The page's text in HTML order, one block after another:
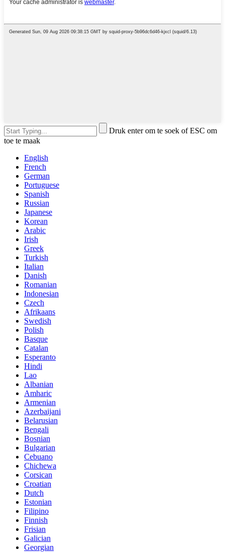
Druk enter om te soek of ESC om
toe te maak
English
French
German
Portuguese
Spanish
Russian
Japanese
Korean
Arabic
Irish
Greek
Turkish
Italian
Danish
Romanian
Indonesian
Czech
Afrikaans
Swedish
Polish
Basque
Catalan
Esperanto
Hindi
Lao
Albanian
Amharic
Armenian
Azerbaijani
Belarusian
Bengali
Bosnian
Bulgarian
Cebuano
Chichewa
Corsican
Croatian
Dutch
Estonian
Filipino
Finnish
Frisian
Galician
Georgian